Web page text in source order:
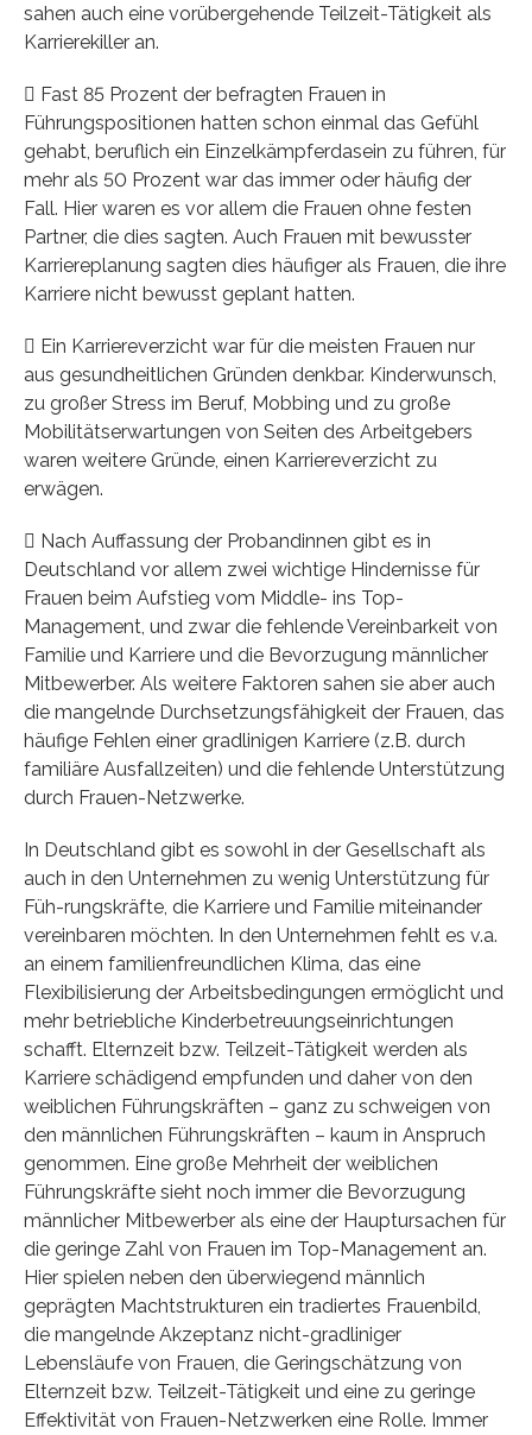
sahen auch eine vorübergehende Teilzeit-Tätigkeit als
Karrierekiller an.
 Fast 85 Prozent der befragten Frauen in
Führungspositionen hatten schon einmal das Gefühl
gehabt, beruflich ein Einzelkämpferdasein zu führen, für
mehr als 50 Prozent war das immer oder häufig der
Fall. Hier waren es vor allem die Frauen ohne festen
Partner, die dies sagten. Auch Frauen mit bewusster
Karriereplanung sagten dies häufiger als Frauen, die ihre
Karriere nicht bewusst geplant hatten.
 Ein Karriereverzicht war für die meisten Frauen nur
aus gesundheitlichen Gründen denkbar. Kinderwunsch,
zu großer Stress im Beruf, Mobbing und zu große
Mobilitätserwartungen von Seiten des Arbeitgebers
waren weitere Gründe, einen Karriereverzicht zu
erwägen.
 Nach Auffassung der Probandinnen gibt es in
Deutschland vor allem zwei wichtige Hindernisse für
Frauen beim Aufstieg vom Middle- ins Top-
Management, und zwar die fehlende Vereinbarkeit von
Familie und Karriere und die Bevorzugung männlicher
Mitbewerber. Als weitere Faktoren sahen sie aber auch
die mangelnde Durchsetzungsfähigkeit der Frauen, das
häufige Fehlen einer gradlinigen Karriere (z.B. durch
familiäre Ausfallzeiten) und die fehlende Unterstützung
durch Frauen-Netzwerke.
In Deutschland gibt es sowohl in der Gesellschaft als
auch in den Unternehmen zu wenig Unterstützung für
Füh-rungskräfte, die Karriere und Familie miteinander
vereinbaren möchten. In den Unternehmen fehlt es v.a.
an einem familienfreundlichen Klima, das eine
Flexibilisierung der Arbeitsbedingungen ermöglicht und
mehr betriebliche Kinderbetreuungseinrichtungen
schafft. Elternzeit bzw. Teilzeit-Tätigkeit werden als
Karriere schädigend empfunden und daher von den
weiblichen Führungskräften – ganz zu schweigen von
den männlichen Führungskräften – kaum in Anspruch
genommen. Eine große Mehrheit der weiblichen
Führungskräfte sieht noch immer die Bevorzugung
männlicher Mitbewerber als eine der Hauptursachen für
die geringe Zahl von Frauen im Top-Management an.
Hier spielen neben den überwiegend männlich
geprägten Machtstrukturen ein tradiertes Frauenbild,
die mangelnde Akzeptanz nicht-gradliniger
Lebensläufe von Frauen, die Geringschätzung von
Elternzeit bzw. Teilzeit-Tätigkeit und eine zu geringe
Effektivität von Frauen-Netzwerken eine Rolle. Immer